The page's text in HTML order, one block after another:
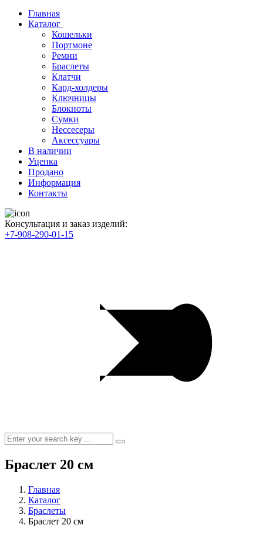
Главная
Каталог
Кошельки
Портмоне
Ремни
Браслеты
Клатчи
Кард-холдеры
Ключницы
Блокноты
Сумки
Нессесеры
Аксессуары
В наличии
Уценка
Продано
Информация
Контакты
Консультация и заказ изделий:
+7-908-290-01-15
Браслет 20 см
Главная
Каталог
Браслеты
Браслет 20 см